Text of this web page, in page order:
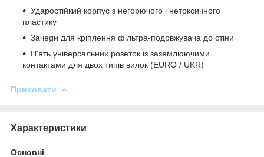
Ударостійкий корпус з негорючого і нетоксичного
пластику
Зачеgи для кріплення фільтра-подовжувача до стіни
П'ять універсальних розеток із заземлюючими
контактами для двох типів вилок (EURO / UKR)
Приховати
Характеристики
Основні